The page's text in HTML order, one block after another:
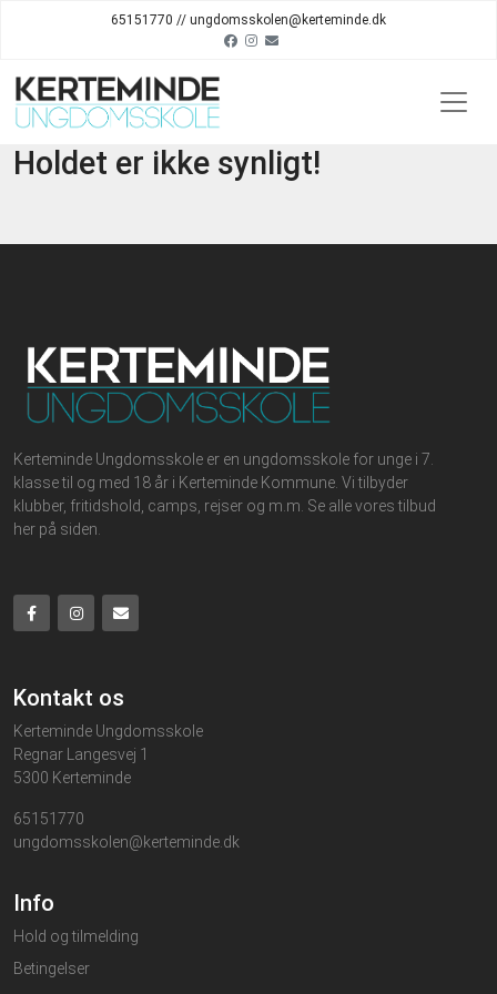
65151770 // ungdomsskolen@kerteminde.dk
Holdet er ikke synligt!
Kerteminde Ungdomsskole er en ungdomsskole for unge i 7.
klasse til og med 18 år i Kerteminde Kommune. Vi tilbyder
klubber, fritidshold, camps, rejser og m.m. Se alle vores tilbud
her på siden.
Kontakt os
Kerteminde Ungdomsskole
Regnar Langesvej 1
5300 Kerteminde
65151770
ungdomsskolen@kerteminde.dk
Info
Hold og tilmelding
Betingelser